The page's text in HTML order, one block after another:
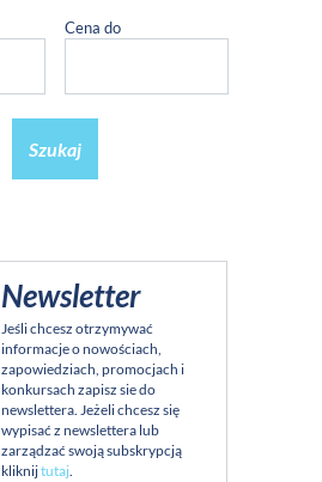
Cena do
Szukaj
Newsletter
Jeśli chcesz otrzymywać
informacje o nowościach,
zapowiedziach, promocjach i
konkursach zapisz sie do
newslettera. Jeżeli chcesz się
wypisać z newslettera lub
zarządzać swoją subskrypcją
kliknijtutaj.